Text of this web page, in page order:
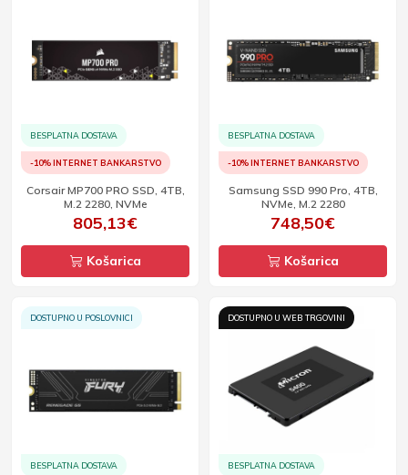
BESPLATNA DOSTAVA
-10% INTERNET BANKARSTVO
Corsair MP700 PRO SSD, 4TB,
M.2 2280, NVMe
805,13€
Košarica
BESPLATNA DOSTAVA
-10% INTERNET BANKARSTVO
Samsung SSD 990 Pro, 4TB,
NVMe, M.2 2280
748,50€
Košarica
DOSTUPNO U POSLOVNICI
BESPLATNA DOSTAVA
DOSTUPNO U WEB TRGOVINI
BESPLATNA DOSTAVA